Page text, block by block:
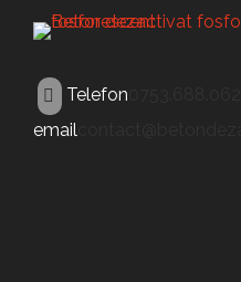
Telefon
email